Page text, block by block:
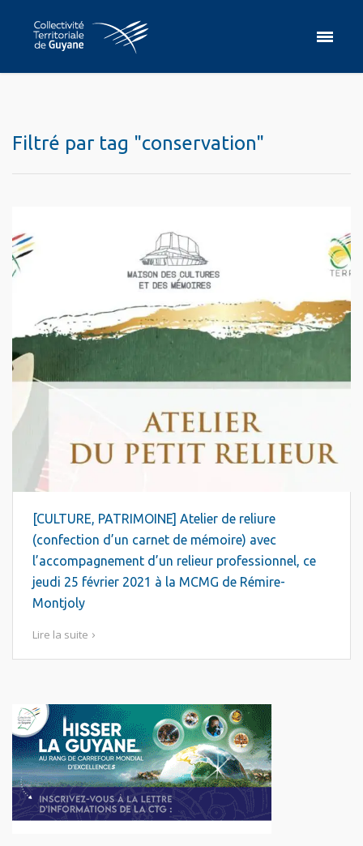
Filtré par tag "conservation"
[CULTURE, PATRIMOINE] Atelier de reliure
(confection d’un carnet de mémoire) avec
l’accompagnement d’un relieur professionnel, ce
jeudi 25 février 2021 à la MCMG de Rémire-
Montjoly
Lire la suite